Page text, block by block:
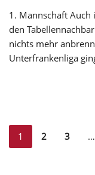
1. Mannschaft Auch
den
nichts mehr
Unterfrankenliga
1 2 3 …